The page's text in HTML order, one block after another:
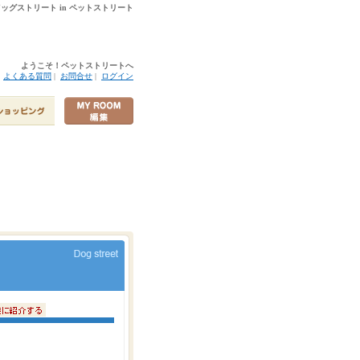
グストリート in ペットストリート
ようこそ！ペットストリートへ
よくある質問 | お問合せ | ログイン